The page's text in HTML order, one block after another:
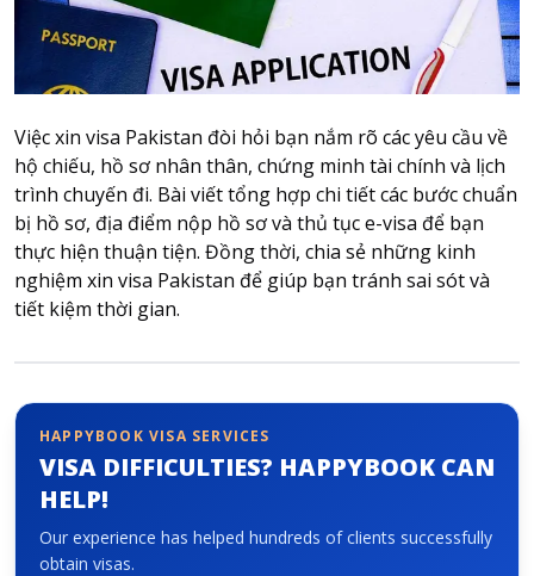
Travel SIM
Vietnam travel SIM
Tours
Domestic tours
International Tours
Yacht
For you
Register as a collaborator
Instructions for booking tickets
Transfer information
Terms of Use
Privacy Policy
Việc xin visa Pakistan đòi hỏi bạn nắm rõ các yêu cầu về
hộ chiếu, hồ sơ nhân thân, chứng minh tài chính và lịch
trình chuyến đi. Bài viết tổng hợp chi tiết các bước chuẩn
bị hồ sơ, địa điểm nộp hồ sơ và thủ tục e-visa để bạn
thực hiện thuận tiện. Đồng thời, chia sẻ những kinh
nghiệm xin visa Pakistan để giúp bạn tránh sai sót và
tiết kiệm thời gian.
HAPPYBOOK VISA SERVICES
VISA DIFFICULTIES? HAPPYBOOK CAN
HELP!
Our experience has helped hundreds of clients successfully
obtain visas.